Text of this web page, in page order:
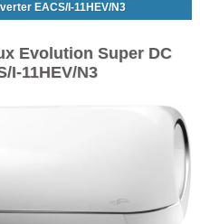
EACS/I-11HEV/N3
Evolution Super DC
I-11HEV/N3